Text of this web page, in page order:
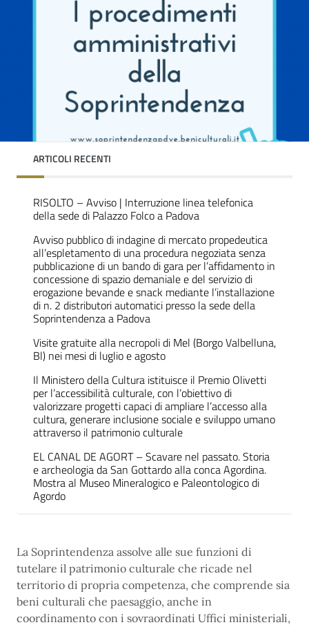
ARTICOLI RECENTI
RISOLTO – Avviso | Interruzione linea telefonica
della sede di Palazzo Folco a Padova
Avviso pubblico di indagine di mercato propedeutica
all’espletamento di una procedura negoziata senza
pubblicazione di un bando di gara per l’affidamento in
concessione di spazio demaniale e del servizio di
erogazione bevande e snack mediante l’installazione
di n. 2 distributori automatici presso la sede della
Soprintendenza a Padova
Visite gratuite alla necropoli di Mel (Borgo Valbelluna,
Bl) nei mesi di luglio e agosto
Il Ministero della Cultura istituisce il Premio Olivetti
per l’accessibilità culturale, con l’obiettivo di
valorizzare progetti capaci di ampliare l’accesso alla
cultura, generare inclusione sociale e sviluppo umano
attraverso il patrimonio culturale
EL CANAL DE AGORT – Scavare nel passato. Storia
e archeologia da San Gottardo alla conca Agordina.
Mostra al Museo Mineralogico e Paleontologico di
Agordo
La Soprintendenza assolve alle sue funzioni di
tutelare il patrimonio culturale che ricade nel
territorio di propria competenza, che comprende sia
beni culturali che paesaggio, anche in
coordinamento con i sovraordinati Uffici ministeriali,